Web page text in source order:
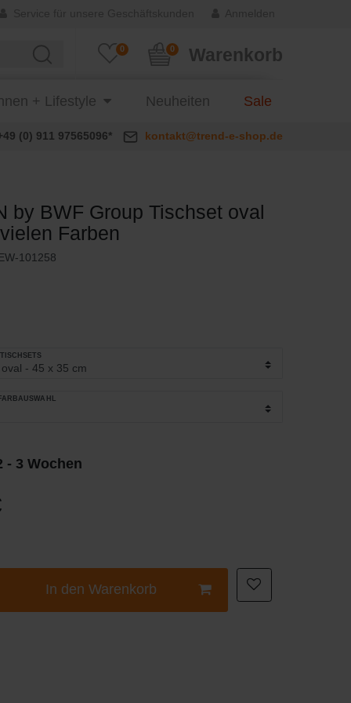
0 Warenkorb
0
+ Lifestyle Neuheiten Sale
(0) 911 97565096* kontakt@trend-e-shop.de
by BWF Group Tischset oval
Farben
101258
- 3 Wochen
In den Warenkorb